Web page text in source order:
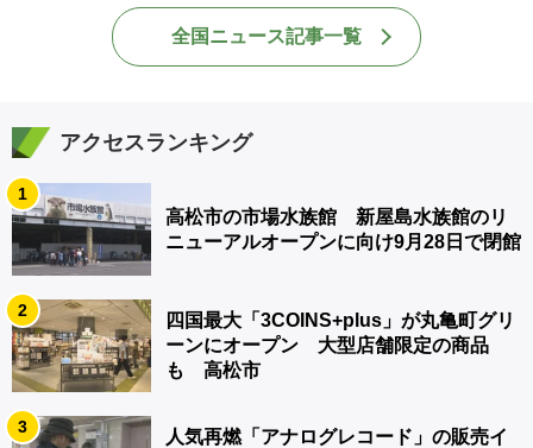
全国ニュース記事一覧
アクセスランキング
1
高松市の市場水族館 新屋島水族館のリ
ニューアルオープンに向け9月28日で閉館
2
四国最大「3COINS+plus」が丸亀町グリ
ーンにオープン 大型店舗限定の商品
も 高松市
3
人気再燃「アナログレコード」の販売イ